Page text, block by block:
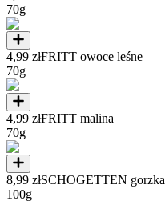
70g
4,99 złFRITT owoce leśne
70g
4,99 złFRITT malina
70g
8,99 złSCHOGETTEN gorzka
100g